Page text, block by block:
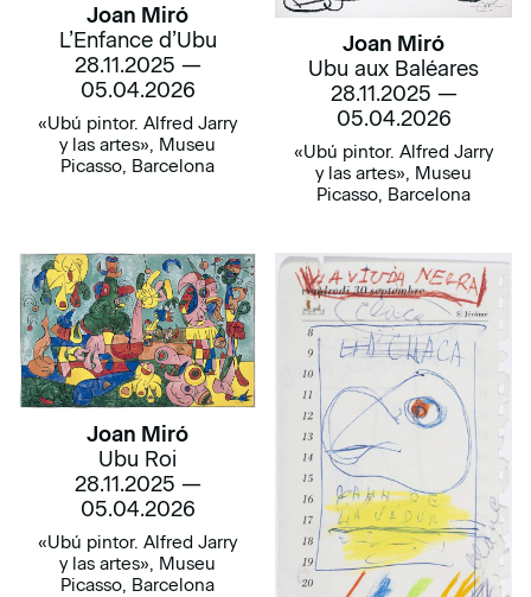
Joan Miró
L’Enfance d’Ubu
28.11.2025 —
05.04.2026
«Ubú pintor. Alfred Jarry
y las artes», Museu
Picasso, Barcelona
Joan Miró
Ubu aux Baléares
28.11.2025 —
05.04.2026
«Ubú pintor. Alfred Jarry
y las artes», Museu
Picasso, Barcelona
Joan Miró
Ubu Roi
28.11.2025 —
05.04.2026
«Ubú pintor. Alfred Jarry
y las artes», Museu
Picasso, Barcelona